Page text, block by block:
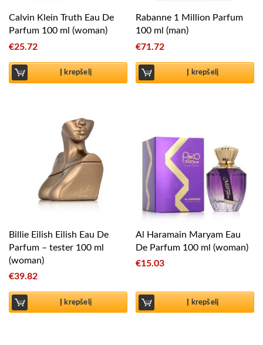
Calvin Klein Truth Eau De
Parfum 100 ml (woman)
€25.72
Į krepšelį
Rabanne 1 Million Parfum
100 ml (man)
€71.72
Į krepšelį
Billie Eilish Eilish Eau De
Parfum – tester 100 ml
(woman)
€39.82
Į krepšelį
Al Haramain Maryam Eau
De Parfum 100 ml (woman)
€15.03
Į krepšelį